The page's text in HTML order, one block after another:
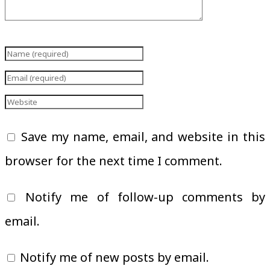
Save my name, email, and website in this
browser for the next time I comment.
Notify me of follow-up comments by
email.
Notify me of new posts by email.